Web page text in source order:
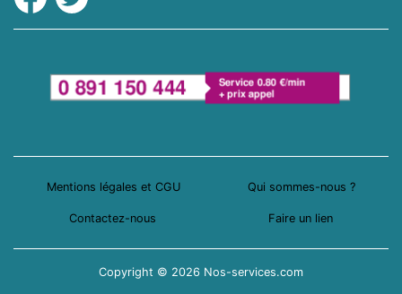
Mentions légales et CGU Qui sommes-nous ?
Contactez-nous Faire un lien
Copyright © 2026 Nos-services.com